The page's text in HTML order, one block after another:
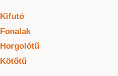
Kifutó
Fonalak
Horgolótű
Kötőtű